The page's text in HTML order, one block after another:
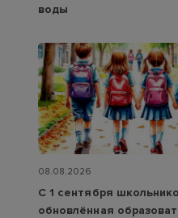
воды
08.08.2026
С 1 сентября
обновлённая